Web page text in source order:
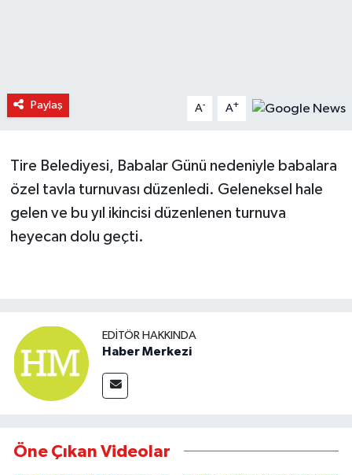
Paylaş A- A+
Tire Belediyesi, Babalar Günü nedeniyle babalara
özel tavla turnuvası düzenledi. Geleneksel hale
gelen ve bu yıl ikincisi düzenlenen turnuva
heyecan dolu geçti.
EDITÖR HAKKINDA
Haber Merkezi
Öne Çıkan Videolar